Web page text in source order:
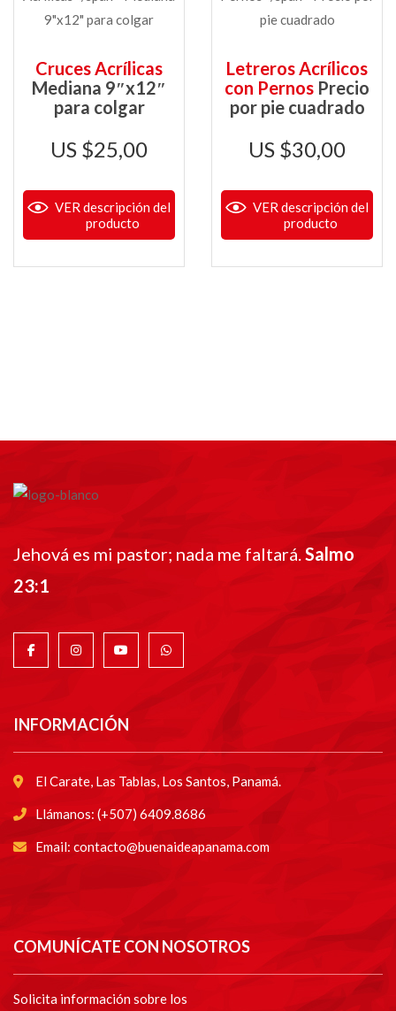
Cruces Acrílicas
Mediana 9″x12″
para colgar
$25,00
VER descripción del
producto
Letreros Acrílicos
con Pernos Precio
por pie cuadrado
$30,00
VER descripción del
producto
Jehová es mi pastor; nada me faltará. Salmo
23:1
INFORMACIÓN
El Carate, Las Tablas, Los Santos, Panamá.
Llámanos: (+507) 6409.8686
Email: contacto@buenaideapanama.com
COMUNÍCATE CON NOSOTROS
Solicita información sobre los